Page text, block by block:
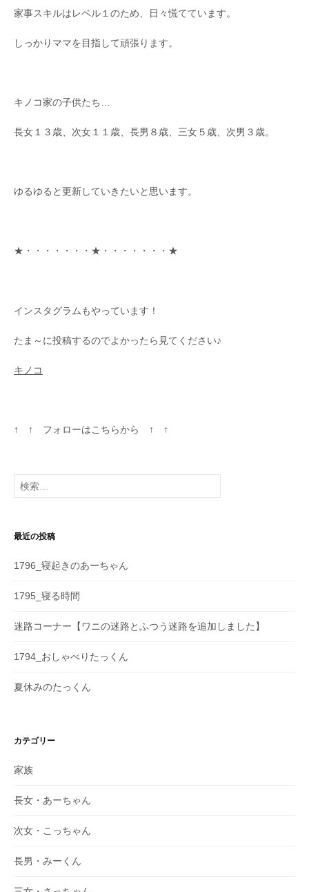
家事スキルはレベル１のため、日々慌てています。
しっかりママを目指して頑張ります。
キノコ家の子供たち…
長女１３歳、次女１１歳、長男８歳、三女５歳、次男３歳。
ゆるゆると更新していきたいと思います。
★・・・・・・・★・・・・・・・★
インスタグラムもやっています！
たま～に投稿するのでよかったら見てください♪
キノコ
↑ ↑ フォローはこちらから ↑ ↑
検
索
最近の投稿
1796_寝起きのあーちゃん
1795_寝る時間
迷路コーナー【ワニの迷路とふつう迷路を追加しました】
1794_おしゃべりたっくん
夏休みのたっくん
カテゴリー
家族
長女・あーちゃん
次女・こっちゃん
長男・みーくん